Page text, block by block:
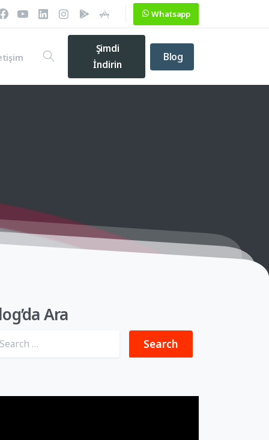
Whatsapp
Şimdi
İndirin
Blog
Ara